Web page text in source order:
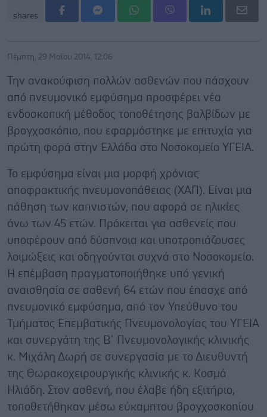
shares
Πέμπτη, 29 Μαΐου 2014, 12:06
Την ανακούφιση πολλών ασθενών που πάσχουν
από πνευμονικό εμφύσημα προσφέρει νέα
ενδοσκοπική μέθοδος τοποθέτησης βαλβίδων με
βρογχοσκόπιο, που εφαρμόστηκε με επιτυχία για
πρώτη φορά στην Ελλάδα στο Νοσοκομείο ΥΓΕΙΑ.
Το εμφύσημα είναι μια μορφή χρόνιας
αποφρακτικής πνευμονοπάθειας (ΧΑΠ). Είναι μια
πάθηση των καπνιστών, που αφορά σε ηλικίες
άνω των 45 ετών. Πρόκειται για ασθενείς που
υποφέρουν από δύσπνοια και υποτροπιάζουσες
λοιμώξεις και οδηγούνται συχνά στο Νοσοκομείο.
Η επέμβαση πραγματοποιήθηκε υπό γενική
αναισθησία σε ασθενή 64 ετών που έπασχε από
πνευμονικό εμφύσημα, από τον Υπεύθυνο του
Τμήματος Επεμβατικής Πνευμονολογίας του ΥΓΕΙΑ
και συνεργάτη της Β΄ Πνευμονολογικής κλινικής
κ. Μιχάλη Δωρή σε συνεργασία με το Διευθυντή
της Θωρακοχειρουργικής κλινικής κ. Κοσμά
Ηλιάδη. Στον ασθενή, που έλαβε ήδη εξιτήριο,
τοποθετήθηκαν μέσω εύκαμπτου βρογχοσκοπίου